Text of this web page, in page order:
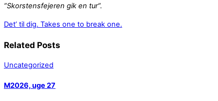
”Skorstensfejeren gik en tur”.
Det’ til dig. Takes one to break one.
Related Posts
Uncategorized
M2026, uge 27